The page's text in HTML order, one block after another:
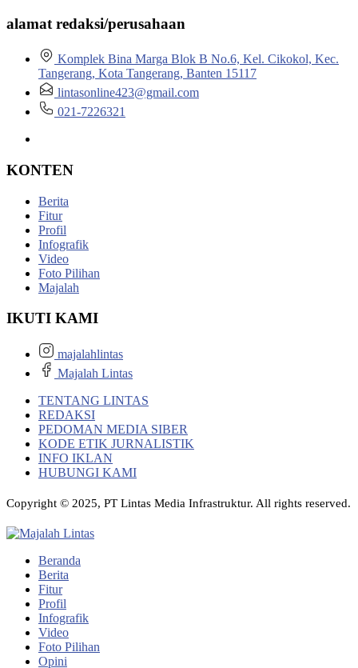
alamat redaksi/perusahaan
Komplek Bina Marga Blok B No.6, Kel. Cikokol, Kec.
Tangerang, Kota Tangerang, Banten 15117
lintasonline423@gmail.com
021-7226321
KONTEN
Berita
Fitur
Profil
Infografik
Video
Foto Pilihan
Majalah
IKUTI KAMI
majalahlintas
Majalah Lintas
TENTANG LINTAS
REDAKSI
PEDOMAN MEDIA SIBER
KODE ETIK JURNALISTIK
INFO IKLAN
HUBUNGI KAMI
Copyright © 2025, PT Lintas Media Infrastruktur. All rights reserved.
Beranda
Berita
Fitur
Profil
Infografik
Video
Foto Pilihan
Opini